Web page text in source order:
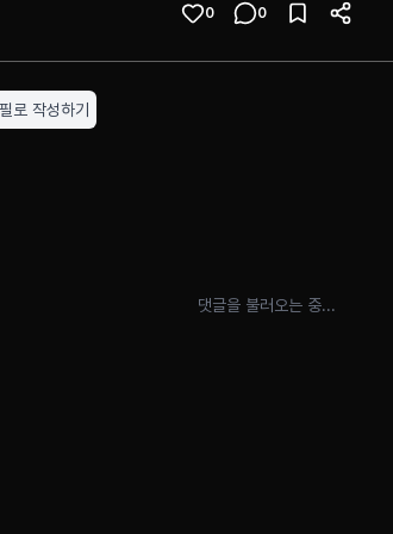
0 0
로 작성하기
댓글을 불러오는 중...